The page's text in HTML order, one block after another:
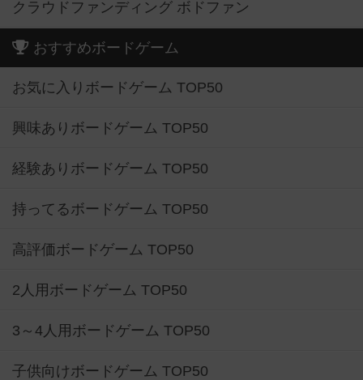
クラウドファンディング ボドファン
おすすめボードゲーム
お気に入りボードゲーム TOP50
興味ありボードゲーム TOP50
経験ありボードゲーム TOP50
持ってるボードゲーム TOP50
高評価ボードゲーム TOP50
2人用ボードゲーム TOP50
3～4人用ボードゲーム TOP50
子供向けボードゲーム TOP50